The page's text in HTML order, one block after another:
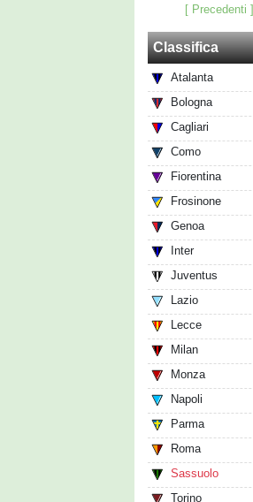
[ Precedenti ]
Classifica
Atalanta
Bologna
Cagliari
Como
Fiorentina
Frosinone
Genoa
Inter
Juventus
Lazio
Lecce
Milan
Monza
Napoli
Parma
Roma
Sassuolo
Torino